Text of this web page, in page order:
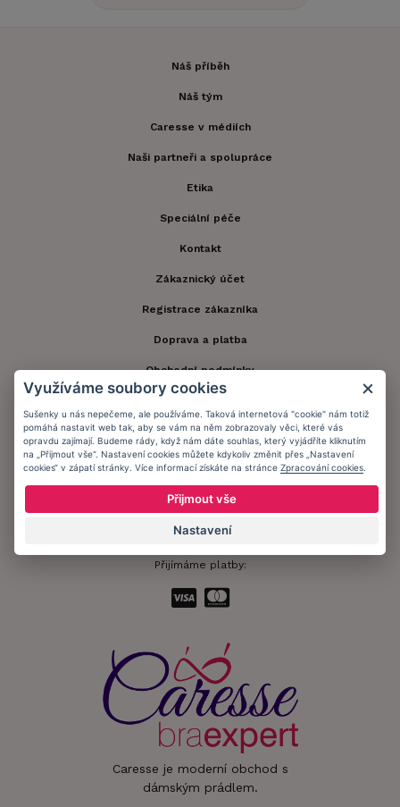
Caresse je moderní obchod s
dámským prádlem.
Náš příběh
Náš tým
Caresse v médiích
Naši partneři a spolupráce
Etika
Speciální péče
Kontakt
Zákaznický účet
Registrace zákazníka
Doprava a platba
Obchodní podmínky
Ochrana osobních údajů
Informační memorandum
Zůstaňte s námi v kontaktu.
Přijímáme platby:
Využíváme soubory cookies
Sušenky u nás nepečeme, ale používáme. Taková internetová "cookie" nám totiž
pomáhá nastavit web tak, aby se vám na něm zobrazovaly věci, které vás
opravdu zajímají. Budeme rády, když nám dáte souhlas, který vyjádříte kliknutím
na „Přijmout vše“. Nastavení cookies můžete kdykoliv změnit přes „Nastavení
cookies“ v zápatí stránky. Více informací získáte na stránce Zpracování cookies
Přijmout vše
Nastavení